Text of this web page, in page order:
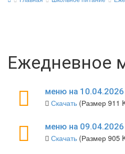
Ежедневное
меню на 10.04.2026
Скачать(Размер 911
меню на 09.04.2026
Скачать(Размер 905